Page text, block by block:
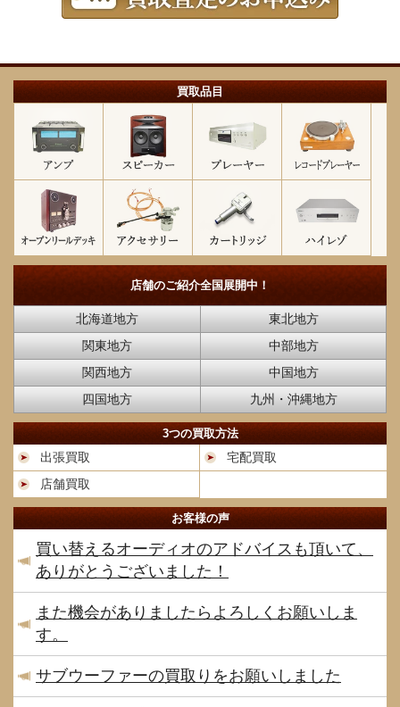
買取品目
店舗のご紹介全国展開中！
北海道地方
東北地方
関東地方
中部地方
関西地方
中国地方
四国地方
九州・沖縄地方
3つの買取方法
出張買取
宅配買取
店舗買取
お客様の声
買い替えるオーディオのアドバイスも頂いて、
ありがとうございました！
また機会がありましたらよろしくお願いしま
す。
サブウーファーの買取りをお願いしました